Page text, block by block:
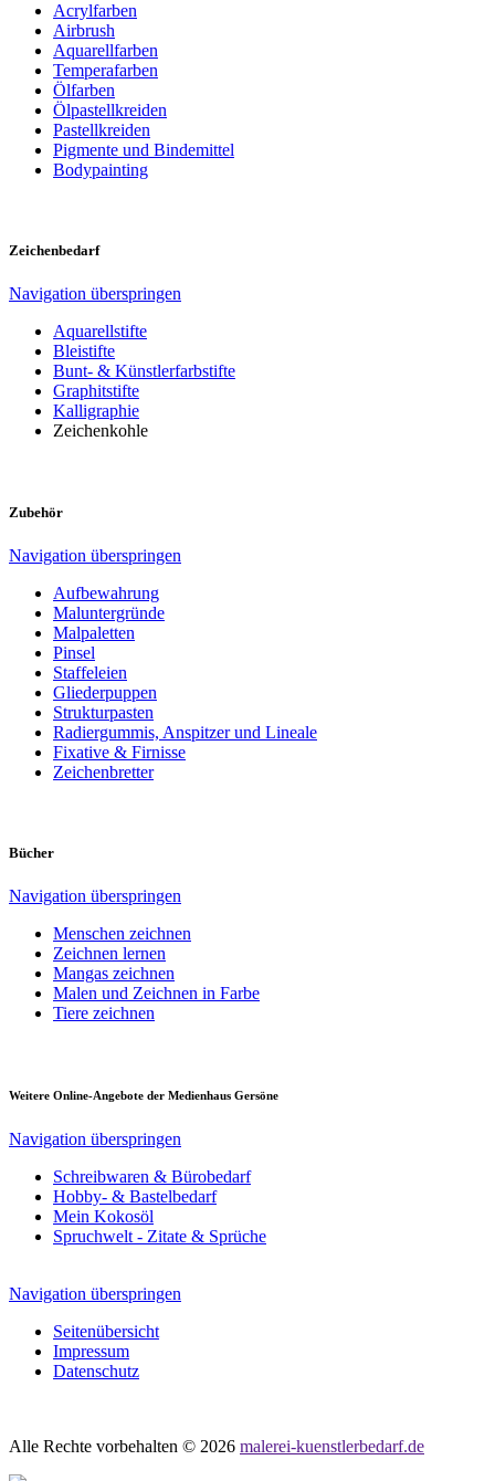
Acrylfarben
Airbrush
Aquarellfarben
Temperafarben
Ölfarben
Ölpastellkreiden
Pastellkreiden
Pigmente und Bindemittel
Bodypainting
Zeichenbedarf
Navigation überspringen
Aquarellstifte
Bleistifte
Bunt- & Künstlerfarbstifte
Graphitstifte
Kalligraphie
Zeichenkohle
Zubehör
Navigation überspringen
Aufbewahrung
Maluntergründe
Malpaletten
Pinsel
Staffeleien
Gliederpuppen
Strukturpasten
Radiergummis, Anspitzer und Lineale
Fixative & Firnisse
Zeichenbretter
Bücher
Navigation überspringen
Menschen zeichnen
Zeichnen lernen
Mangas zeichnen
Malen und Zeichnen in Farbe
Tiere zeichnen
Weitere Online-Angebote der Medienhaus Gersöne
Navigation überspringen
Schreibwaren & Bürobedarf
Hobby- & Bastelbedarf
Mein Kokosöl
Spruchwelt - Zitate & Sprüche
Navigation überspringen
Seitenübersicht
Impressum
Datenschutz
Alle Rechte vorbehalten © 2026 malerei-kuenstlerbedarf.de